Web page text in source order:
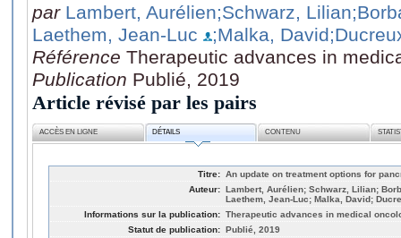
par Lambert, Aurélien;Schwarz, Lilian
Laethem, Jean-Luc
;Malka, David
Référence Therapeutic advances in
Publication Publié, 2019
Article révisé par les pairs
ACCÈS EN LIGNE DÉTAILS CONTENU
Titre: An update on treatment options for
Auteur: Lambert, Aurélien; Schwarz, Lilian;
Laethem, Jean-Luc; Malka, David;
Informations sur la publication: Therapeutic advances in medical
Statut de publication: Publié, 2019